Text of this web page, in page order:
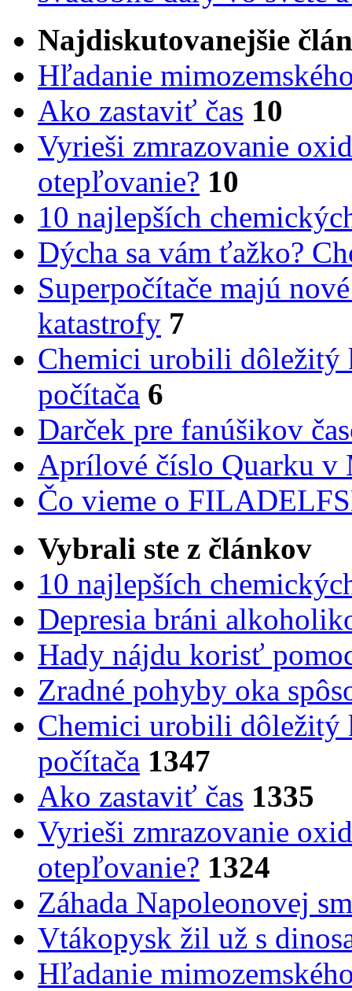
Najdiskutovanejšie
Hľadanie
Ako zastaviť čas 10
Vyrieši zmrazovanie
otepľovanie? 10
10 najlepších
Dýcha sa vám ťažko?
Superpočítače majú
katastrofy 7
Chemici urobili dôležitý
počítača 6
Darček pre fanúšikov
Aprílové číslo Quarku v
Čo vieme o
Vybrali ste z článkov
10 najlepších
Depresia bráni
Hady nájdu korisť
Zradné pohyby oka
Chemici urobili dôležitý
počítača 1347
Ako zastaviť čas 1335
Vyrieši zmrazovanie
otepľovanie? 1324
Záhada Napoleonovej
Vtákopysk žil už s
Hľadanie